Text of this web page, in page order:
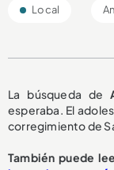
Local
La búsqueda de
esperaba. El
corregimiento de
También puede